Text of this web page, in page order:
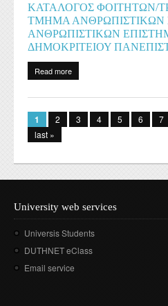
ΚΑΤΑΛΟΓΟΣ ΦΟΙΤΗΤΩΝ/
ΤΜΗΜΑ
ΑΝΘΡΩΠΙΣΤΙΚΩΝ
ΔΗΜΟΚΡΙΤΕΙΟΥ
Read more
ΕΠΙΣΤΗΜΩΝ ΤΟΥ
1 2 3 4 5 6 7
last »
University web services
Universis Students
DUTHNET eClass
Email service